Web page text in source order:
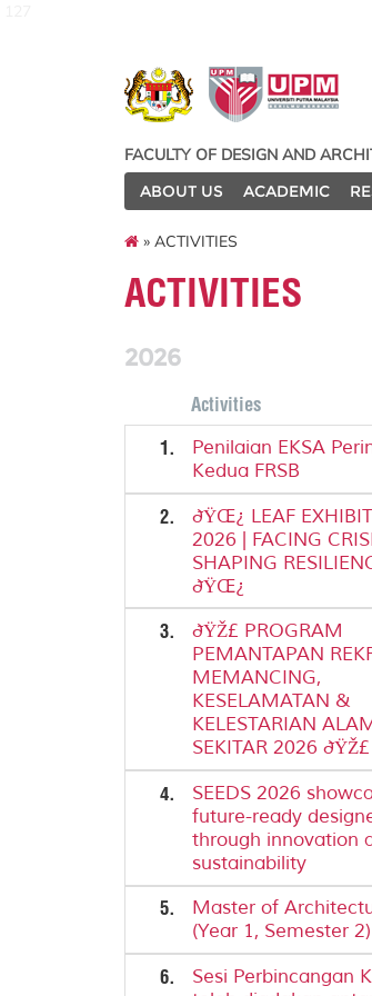
FACULTY OF DESIGN AND
ABOUT US
ACADEMIC
» ACTIVITIES
ACTIVITIES
2026
Activities
1.
Penilaian EKSA
Kedua FRSB
2.
ðŸŒ¿ LEAF
2026 | FACING
SHAPING
ðŸŒ¿
3.
ðŸŽ£ PROGRAM
PEMANTAPAN
MEMANCING,
KESELAMATAN &
KELESTARIAN
SEKITAR 2026 ðŸŽ£
4.
SEEDS 2026
future-ready
through innovation
sustainability
5.
Master of
(Year 1, Semester 2)
6.
Sesi Perbincangan